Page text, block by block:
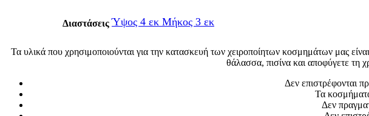
Διαστάσεις Ύψος 4 εκ Μήκος 3 εκ
Τα υλικά που χρησιμοποιούνται για την κατασκευή των χειροποίητων κοσμημάτων μας
θάλασσα, πισίνα και αποφύγετε
Δεν επιστρέφονται
Τα κοσμήματα
Δεν